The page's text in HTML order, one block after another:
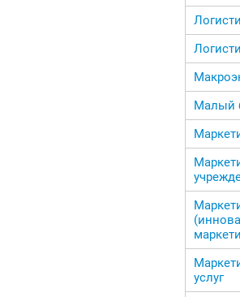
Малый
услуг